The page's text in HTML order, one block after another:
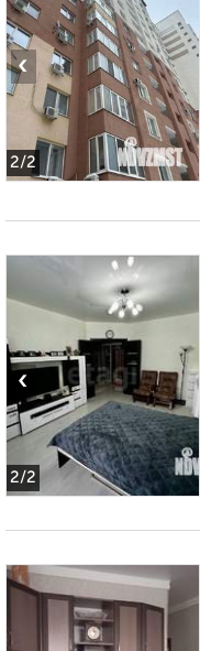
2/2
‹
2/2
‹